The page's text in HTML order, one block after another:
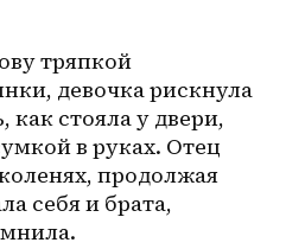
тряпкой
девочка рискнула
стояла у двери,
в руках. Отец
продолжая
себя и брата,